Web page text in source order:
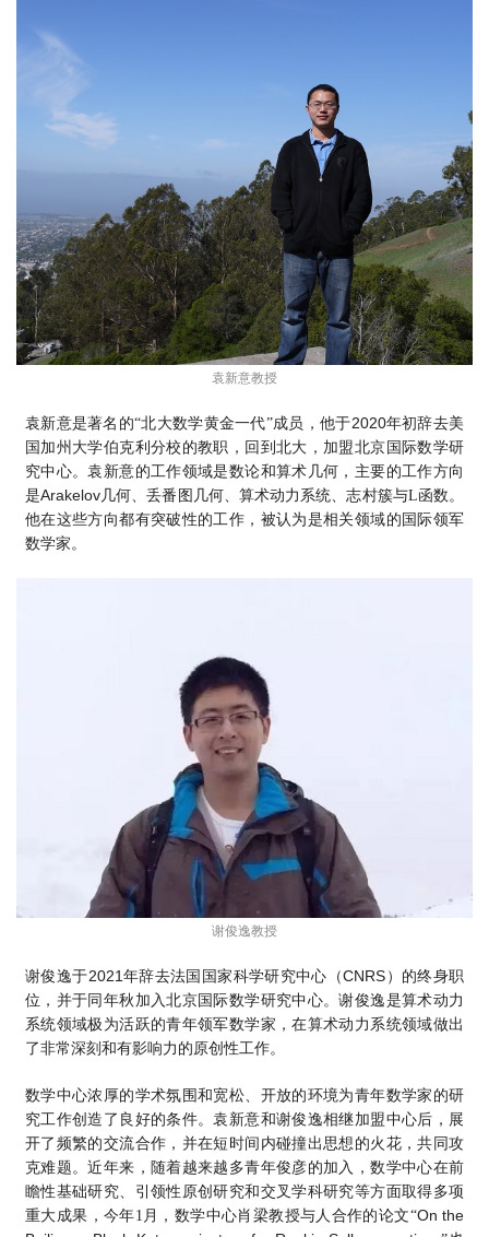
袁新意教授
袁新意是著名的“北大数学黄金一代”成员，他于2020年初辞去美
国加州大学伯克利分校的教职，回到北大，加盟北京国际数学研
究中心。袁新意的工作领域是数论和算术几何，主要的工作方向
是Arakelov几何、丢番图几何、算术动力系统、志村簇与L函数。
他在这些方向都有突破性的工作，被认为是相关领域的国际领军
数学家。
谢俊逸教授
谢俊逸于2021年辞去法国国家科学研究中心（CNRS ）的终身职
位，并于同年秋加入北京国际数学研究中心。谢俊逸是算术动力
系统领域极为活跃的青年领军数学家，在算术动力系统领域做出
了非常深刻和有影响力的原创性工作。
数学中心浓厚的学术氛围和宽松、开放的环境为青年数学家的研
究工作创造了良好的条件。袁新意和谢俊逸相继加盟中心后，展
开了频繁的交流合作，并在短时间内碰撞出思想的火花，共同攻
克难题。近年来，随着越来越多青年俊彦的加入，数学中心在前
瞻性基础研究、引领性原创研究和交叉学科研究等方面取得多项
重大成果，今年1月，数学中心肖梁教授与人合作的论文“On the